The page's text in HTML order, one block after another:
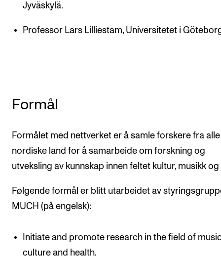
Jyväskylä.
Professor Lars Lilliestam, Universitetet i
Formål
Formålet med nettverket er å samle forskere fra alle
nordiske land for å samarbeide om forskning og
utveksling av kunnskap innen feltet kultur, musikk og
Følgende formål er blitt utarbeidet av
MUCH (på engelsk):
Initiate and promote research in the field of
culture and health.